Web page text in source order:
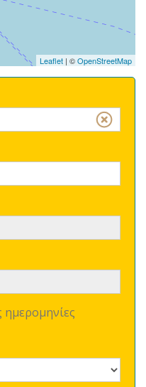
Leaflet | ©OpenStreetMap
ημερομηνίες